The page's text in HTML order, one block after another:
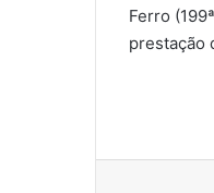
Ferro
prestação